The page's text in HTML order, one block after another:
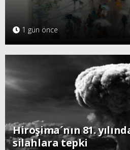
1 gün önce
Hiroşima´nın 81.
silahlara tepki